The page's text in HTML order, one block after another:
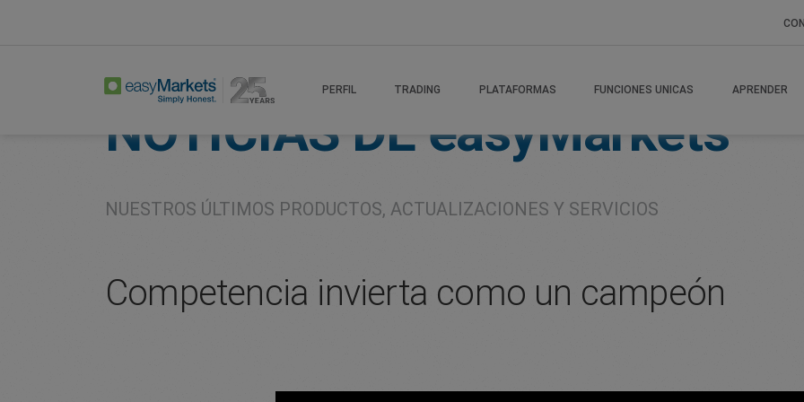
PERFIL TRADING PLATAFORMAS FUNCIONES UNICAS APRENDER
NOTICIAS DE easyMarkets
NUESTROS ÚLTIMOS PRODUCTOS, ACTUALIZACIONES Y SERVICIOS
Competencia invierta como un campeón